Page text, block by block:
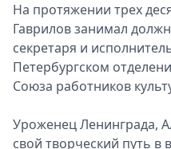
На протяжении трех
Гаврилов занимал
секретаря и
Петербургском
Союза работников
Уроженец Ленинграда,
свой творческий путь в